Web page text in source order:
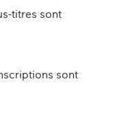
titres sont
sont